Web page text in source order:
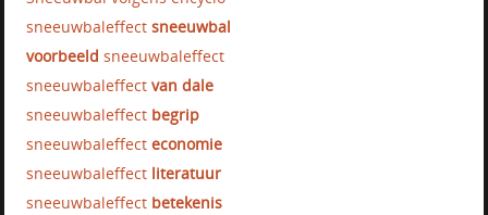
sneeuwbaleffectsneeuwbal
voorbeeld sneeuwbaleffect
sneeuwbaleffectvan dale
sneeuwbaleffect begrip
sneeuwbaleffecteconomie
sneeuwbaleffect literatuur
sneeuwbaleffect betekenis